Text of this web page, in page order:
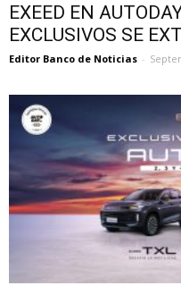
EXEED EN
EXCLUSIVOS SE
Editor Banco de Noticias -